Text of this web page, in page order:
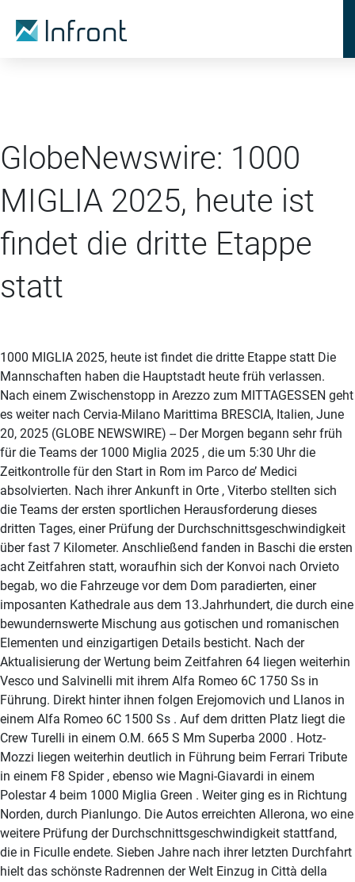
GlobeNewswire: 1000
MIGLIA 2025, heute ist
findet die dritte Etappe
statt
1000 MIGLIA 2025, heute ist findet die dritte Etappe statt Die
Mannschaften haben die Hauptstadt heute früh verlassen.
Nach einem Zwischenstopp in Arezzo zum MITTAGESSEN geht
es weiter nach Cervia-Milano Marittima BRESCIA, Italien, June
20, 2025 (GLOBE NEWSWIRE) -- Der Morgen begann sehr früh
für die Teams der 1000 Miglia 2025 , die um 5:30 Uhr die
Zeitkontrolle für den Start in Rom im Parco de’ Medici
absolvierten. Nach ihrer Ankunft in Orte , Viterbo stellten sich
die Teams der ersten sportlichen Herausforderung dieses
dritten Tages, einer Prüfung der Durchschnittsgeschwindigkeit
über fast 7 Kilometer. Anschließend fanden in Baschi die ersten
acht Zeitfahren statt, woraufhin sich der Konvoi nach Orvieto
begab, wo die Fahrzeuge vor dem Dom paradierten, einer
imposanten Kathedrale aus dem 13.Jahrhundert, die durch eine
bewundernswerte Mischung aus gotischen und romanischen
Elementen und einzigartigen Details besticht. Nach der
Aktualisierung der Wertung beim Zeitfahren 64 liegen weiterhin
Vesco und Salvinelli mit ihrem Alfa Romeo 6C 1750 Ss in
Führung. Direkt hinter ihnen folgen Erejomovich und Llanos in
einem Alfa Romeo 6C 1500 Ss . Auf dem dritten Platz liegt die
Crew Turelli in einem O.M. 665 S Mm Superba 2000 . Hotz-
Mozzi liegen weiterhin deutlich in Führung beim Ferrari Tribute
in einem F8 Spider , ebenso wie Magni-Giavardi in einem
Polestar 4 beim 1000 Miglia Green . Weiter ging es in Richtung
Norden, durch Pianlungo. Die Autos erreichten Allerona, wo eine
weitere Prüfung der Durchschnittsgeschwindigkeit stattfand,
die in Ficulle endete. Sieben Jahre nach ihrer letzten Durchfahrt
hielt das schönste Radrennen der Welt Einzug in Città della